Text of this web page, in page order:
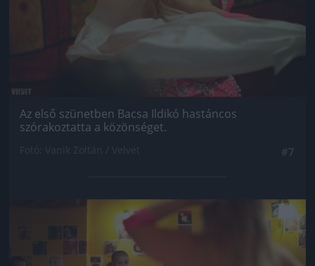
Az első szünetben Bacsa Ildikó hastáncos
szórakoztatta a közönséget.
Jön még kép!